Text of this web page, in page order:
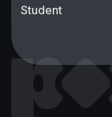
Student